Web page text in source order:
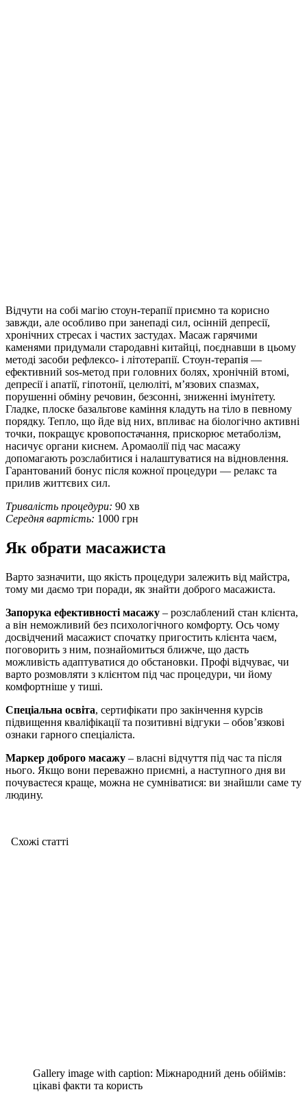
Відчути на собі магію стоун-терапії приємно та корисно
завжди, але особливо при занепаді сил, осінній депресії,
хронічних стресах і частих застудах. Масаж гарячими
каменями придумали стародавні китайці, поєднавши в цьому
методі засоби рефлексо- і літотерапії. Стоун-терапія —
ефективний sos-метод при головних болях, хронічній втомі,
депресії і апатії, гіпотонії, целюліті, м’язових спазмах,
порушенні обміну речовин, безсонні, зниженні імунітету.
Гладке, плоске базальтове каміння кладуть на тіло в певному
порядку. Тепло, що йде від них, впливає на біологічно активні
точки, покращує кровопостачання, прискорює метаболізм,
насичує органи киснем. Аромаолії під час масажу
допомагають розслабитися і налаштуватися на відновлення.
Гарантований бонус після кожної процедури — релакс та
прилив життєвих сил.
Тривалість процедури: 90 хв
Середня вартість: 1000 грн
Як обрати масажиста
Варто зазначити, що якість процедури залежить від майстра,
тому ми даємо три поради, як знайти доброго масажиста.
Запорука ефективності масажу – розслаблений стан клієнта,
а він неможливий без психологічного комфорту. Ось чому
досвідчений масажист спочатку пригостить клієнта чаєм,
поговорить з ним, познайомиться ближче, що дасть
можливість адаптуватися до обстановки. Профі відчуває, чи
варто розмовляти з клієнтом під час процедури, чи йому
комфортніше у тиші.
Спеціальна освіта, сертифікати про закінчення курсів
підвищення кваліфікації та позитивні відгуки – обов’язкові
ознаки гарного спеціаліста.
Маркер доброго масажу – власні відчуття під час та після
нього. Якщо вони переважно приємні, а наступного дня ви
почуваєтеся краще, можна не сумніватися: ви знайшли саме ту
людину.
Схожі статтi
Gallery image with caption: Міжнародний день обіймів:
цікаві факти та користь